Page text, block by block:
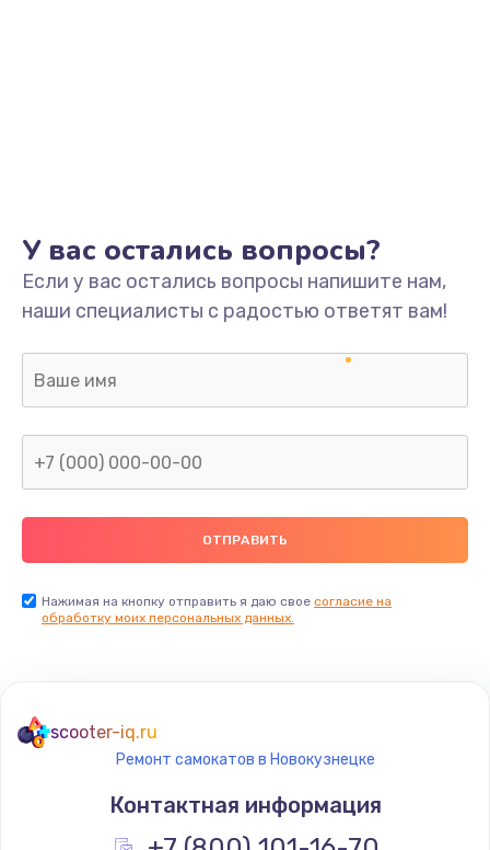
У вас остались вопросы?
Если у вас остались вопросы напишите нам,
наши специалисты с радостью ответят вам!
Нажимая на кнопку отправить я даю свое согласие на
обработку моих персональных данных.
scooter-iq.ru
Ремонт самокатов в Новокузнецке
Контактная информация